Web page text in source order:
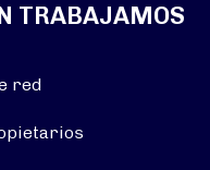
TRABAJAMOS
red